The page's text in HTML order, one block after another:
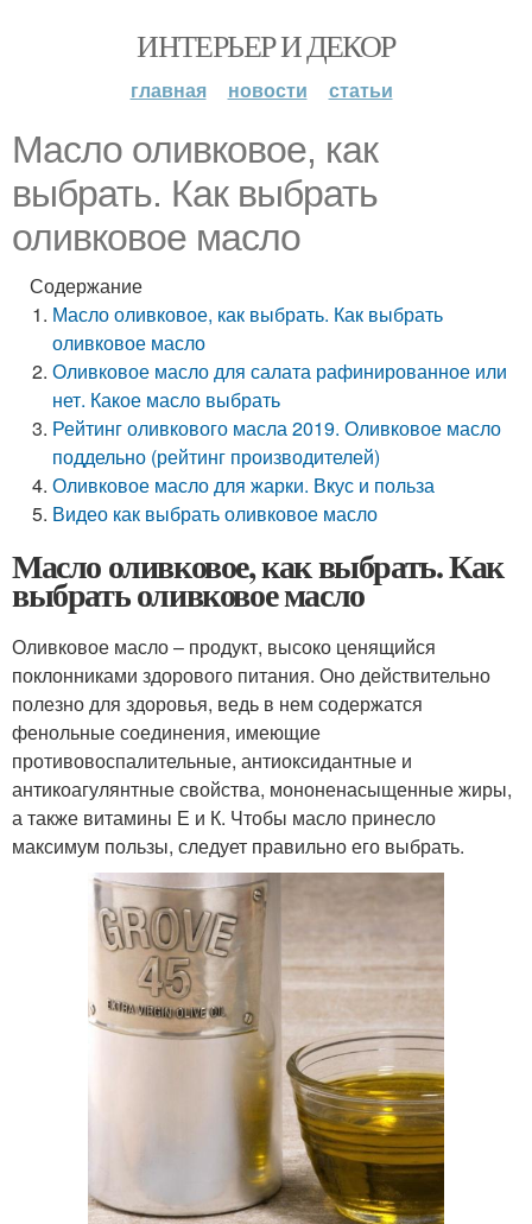
ИНТЕРЬЕР И ДЕКОР
главная новости статьи
Масло оливковое, как
выбрать. Как выбрать
оливковое масло
Содержание
Масло оливковое, как выбрать. Как выбрать
оливковое масло
Оливковое масло для салата рафинированное или
нет. Какое масло выбрать
Рейтинг оливкового масла 2019. Оливковое масло
поддельно (рейтинг производителей)
Оливковое масло для жарки. Вкус и польза
Видео как выбрать оливковое масло
Масло оливковое, как выбрать. Как
выбрать оливковое масло
Оливковое масло – продукт, высоко ценящийся
поклонниками здорового питания. Оно действительно
полезно для здоровья, ведь в нем содержатся
фенольные соединения, имеющие
противовоспалительные, антиоксидантные и
антикоагулянтные свойства, мононенасыщенные жиры,
а также витамины Е и К. Чтобы масло принесло
максимум пользы, следует правильно его выбрать.